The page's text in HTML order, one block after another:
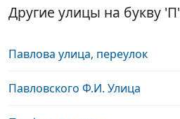
Другие улицы на букву 'П'
Павлова улица, переулок
Павловского Ф.И. Улица